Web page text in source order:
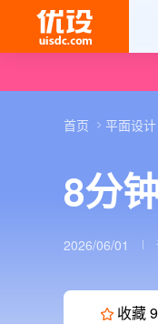
首页 平面设计
8分
2026/06/01
收藏9